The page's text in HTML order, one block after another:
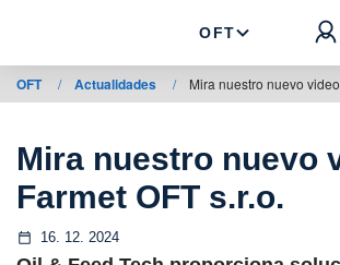
OFT
OFT / Actualidades / Mira nuestro nuevo
Mira nuestro nuevo
Farmet OFT s.r.o.
16. 12. 2024